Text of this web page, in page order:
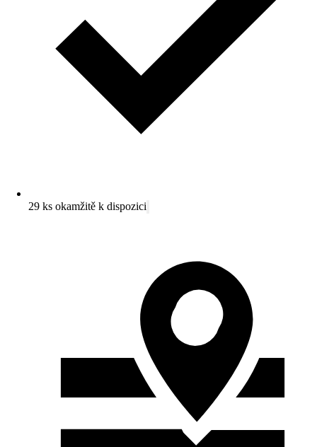
29 ks okamžitě k dispozici